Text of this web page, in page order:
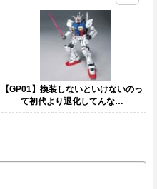
【GP01】換装しないといけないのっ
て初代より退化してんな…